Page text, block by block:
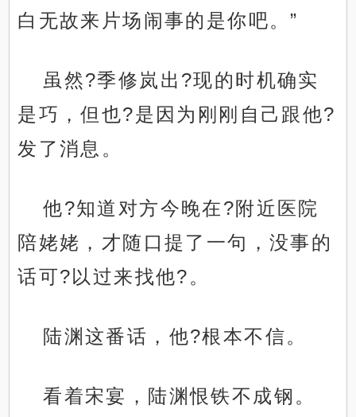
白无故来片场闹事的是你吧。”
虽然?季修岚出?现的时机确实
是巧，但也?是因为刚刚自己跟他?
发了消息。
他?知道对方今晚在?附近医院
陪姥姥，才随口提了一句，没事的
话可?以过来找他?。
陆渊这番话，他?根本不信。
看着宋宴，陆渊恨铁不成钢。